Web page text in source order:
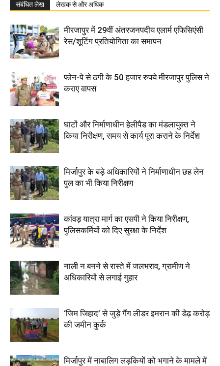
संबंधित लेख लेखक से और अधिक
मीरजापुर में 29वीं अंतरजनपदीय एलार्म एफिसिएंसी
रेस/शूटिंग प्रतियोगिता का समापन
फोन-पे से ठगी के 50 हजार रुपये मीरजापुर पुलिस ने
कराए वापस
घाटों और निर्माणाधीन हेलीपैड का मंडलायुक्त ने
किया निरीक्षण, समय से कार्य पूरा कराने के निर्देश
मिर्जापुर के बड़े अधिकारियों ने निर्माणाधीन छह लेन
पुल का भी किया निरीक्षण
कांवड़ यात्रा मार्ग का एसपी ने किया निरीक्षण,
पुलिसकर्मियों को दिए सुरक्षा के निर्देश
नाली न बनने से रास्ते में जलभराव, ग्रामीण ने
अधिकारियों से लगाई गुहार
‘जिम जिहाद’ से जुड़े गैंग लीडर इमरान की डेढ़ करोड़
की जमीन कुर्क
मिर्जापुर में नाबालिग लड़कियों को भगाने के मामले में